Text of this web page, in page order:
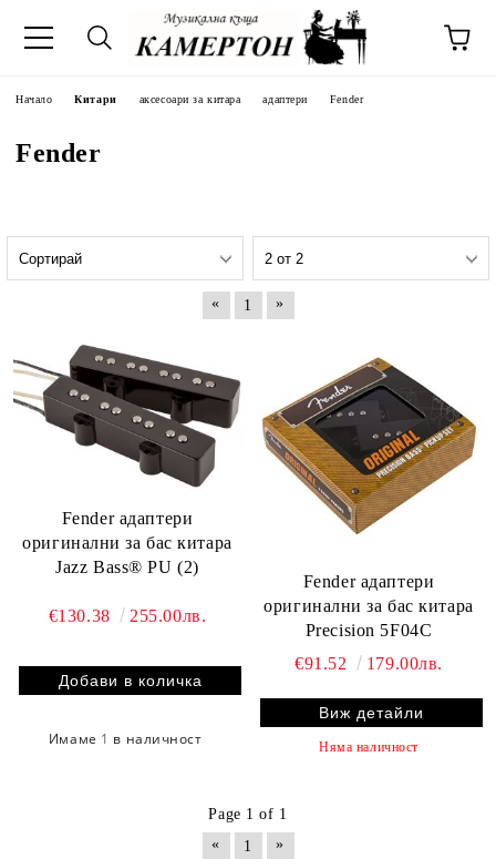
Начало Китари аксесоари за китара адаптери Fender
Fender
« 1 »
Fender адаптери
оригинални за бас китара
Jazz Bass® PU (2)
€130.38 255.00лв.
Имаме 1 в наличност
Fender адаптери
оригинални за бас китара
Precision 5F04C
€91.52
179.00лв.
Виж детайли
Няма наличност
Page 1 of 1
«
1 »